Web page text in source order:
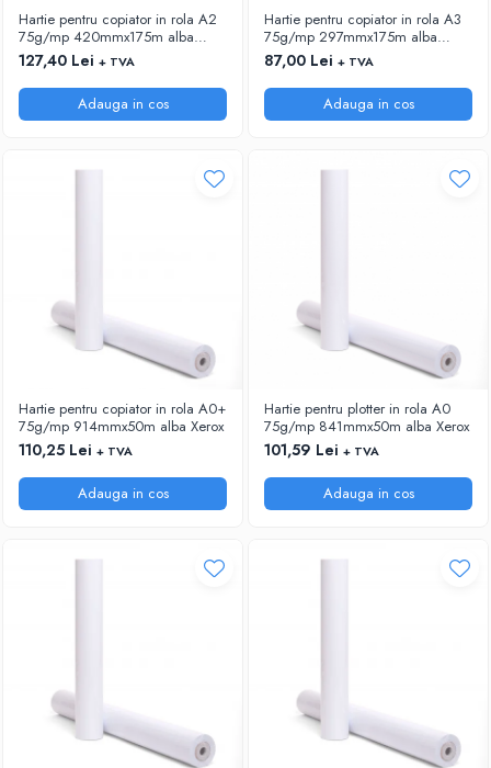
Hartie pentru copiator in rola A2
75g/mp 420mmx175m alba
Xerox
127,40 Lei + TVA
Adauga in cos
Hartie pentru copiator in rola A3
75g/mp 297mmx175m alba
Xerox
87,00 Lei + TVA
Adauga in cos
Hartie pentru copiator in rola A0+
75g/mp 914mmx50m alba Xerox
110,25 Lei + TVA
Adauga in cos
Hartie pentru plotter in rola A0
75g/mp 841mmx50m alba Xerox
101,59 Lei + TVA
Adauga in cos